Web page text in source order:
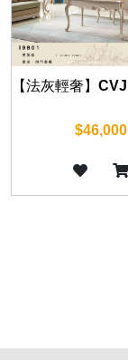
$46,000